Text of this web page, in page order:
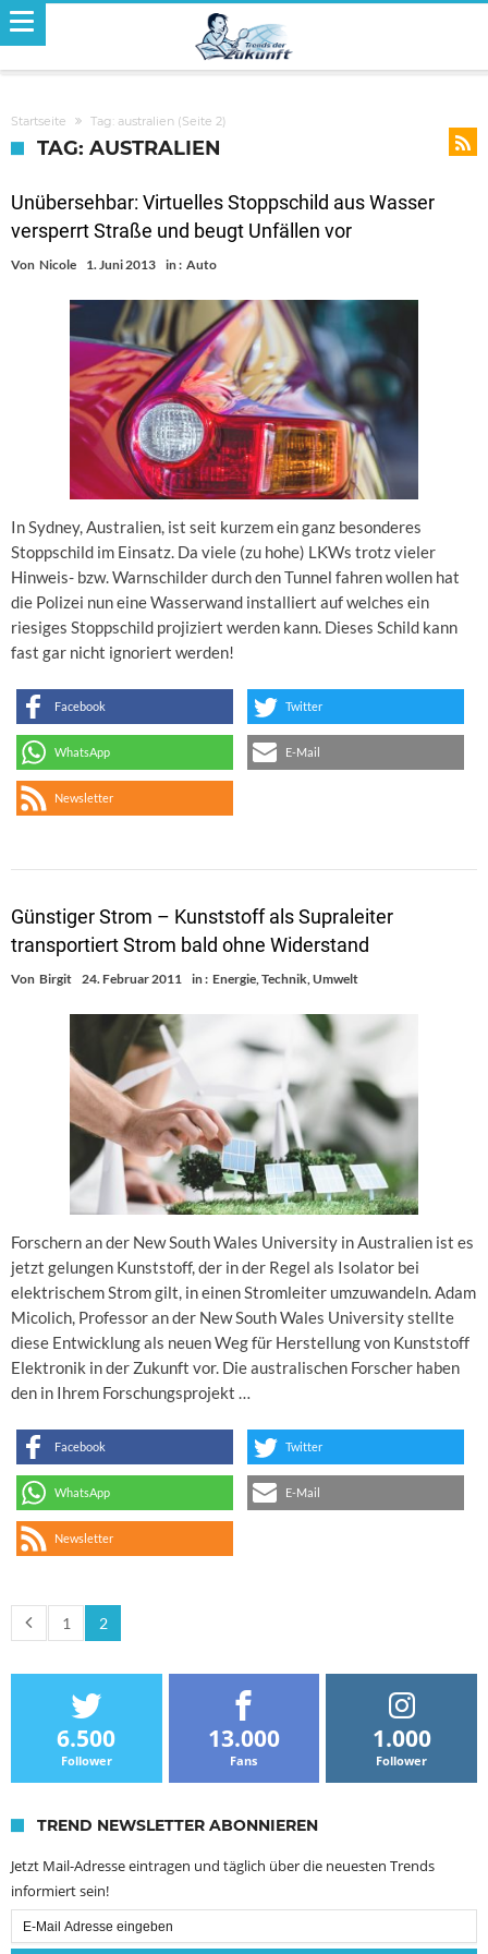
Startseite Tag: australien (Seite 2)
TAG: AUSTRALIEN
Unübersehbar: Virtuelles Stoppschild aus Wasser
versperrt Straße und beugt Unfällen vor
Von Nicole 1. Juni 2013 in : Auto
In Sydney, Australien, ist seit kurzem ein ganz besonderes
Stoppschild im Einsatz. Da viele (zu hohe) LKWs trotz vieler
Hinweis- bzw. Warnschilder durch den Tunnel fahren wollen hat
die Polizei nun eine Wasserwand installiert auf welches ein
riesiges Stoppschild projiziert werden kann. Dieses Schild kann
fast gar nicht ignoriert werden!
Facebook Twitter
WhatsApp E-Mail
Newsletter
Günstiger Strom – Kunststoff als Supraleiter
transportiert Strom bald ohne Widerstand
Von Birgit 24. Februar 2011 in : Energie,Technik,Umwelt
Forschern an der New South Wales University in Australien ist es
jetzt gelungen Kunststoff, der in der Regel als Isolator bei
elektrischem Strom gilt, in einen Stromleiter umzuwandeln. Adam
Micolich, Professor an der New South Wales University stellte
diese Entwicklung als neuen Weg für Herstellung von Kunststoff
Elektronik in der Zukunft vor. Die australischen Forscher haben
den in Ihrem Forschungsprojekt …
Facebook Twitter
WhatsApp E-Mail
Newsletter
1 2
6.500
Follower
13.000
Fans
1.000
Follower
TREND NEWSLETTER ABONNIEREN
Jetzt Mail-Adresse eintragen und täglich über die neuesten Trends
informiert sein!
Email
Subscription